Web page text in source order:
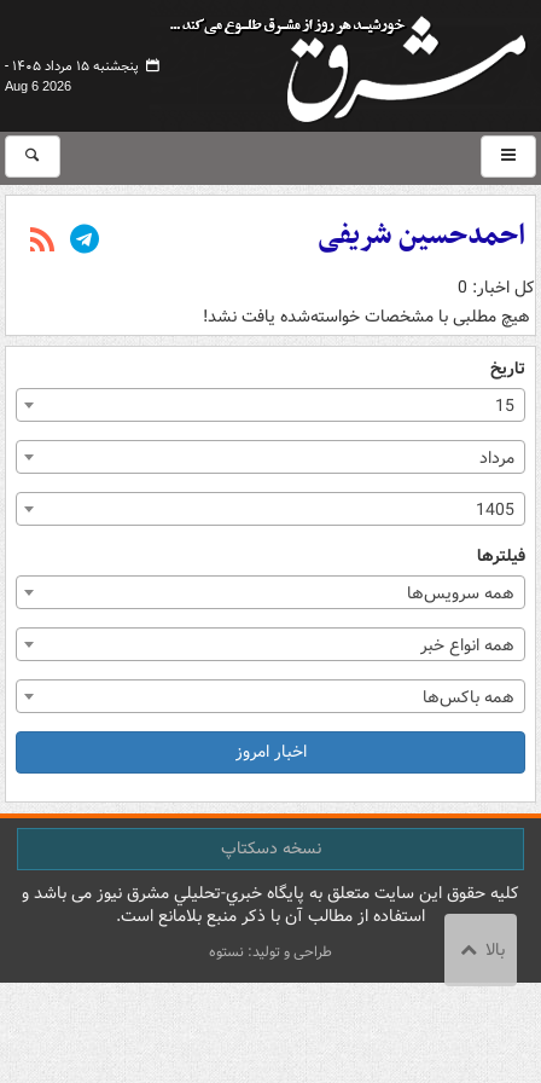
پنجشنبه ۱۵ مرداد ۱۴۰۵ -
Aug 6 2026
احمدحسین شریفی
کل اخبار: 0
هیچ مطلبی با مشخصات خواسته‌شده یافت نشد!
تاریخ
15
مرداد
1405
فیلترها
همه سرویس‌ها
همه انواع خبر
همه باکس‌ها
اخبار امروز
نسخه دسکتاپ
کليه حقوق اين سايت متعلق به پایگاه خبري-تحليلي مشرق نيوز می باشد و
استفاده از مطالب آن با ذکر منبع بلامانع است.
طراحی و تولید: نستوه بالا